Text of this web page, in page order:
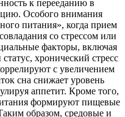
к перееданию в
Особого внимания
питания», когда прием
со стрессом или
факторы, включая
хронический стресс
с увеличением
сна снижает уровень
аппетит. Кроме того,
формируют пищевые
образом, средовые и